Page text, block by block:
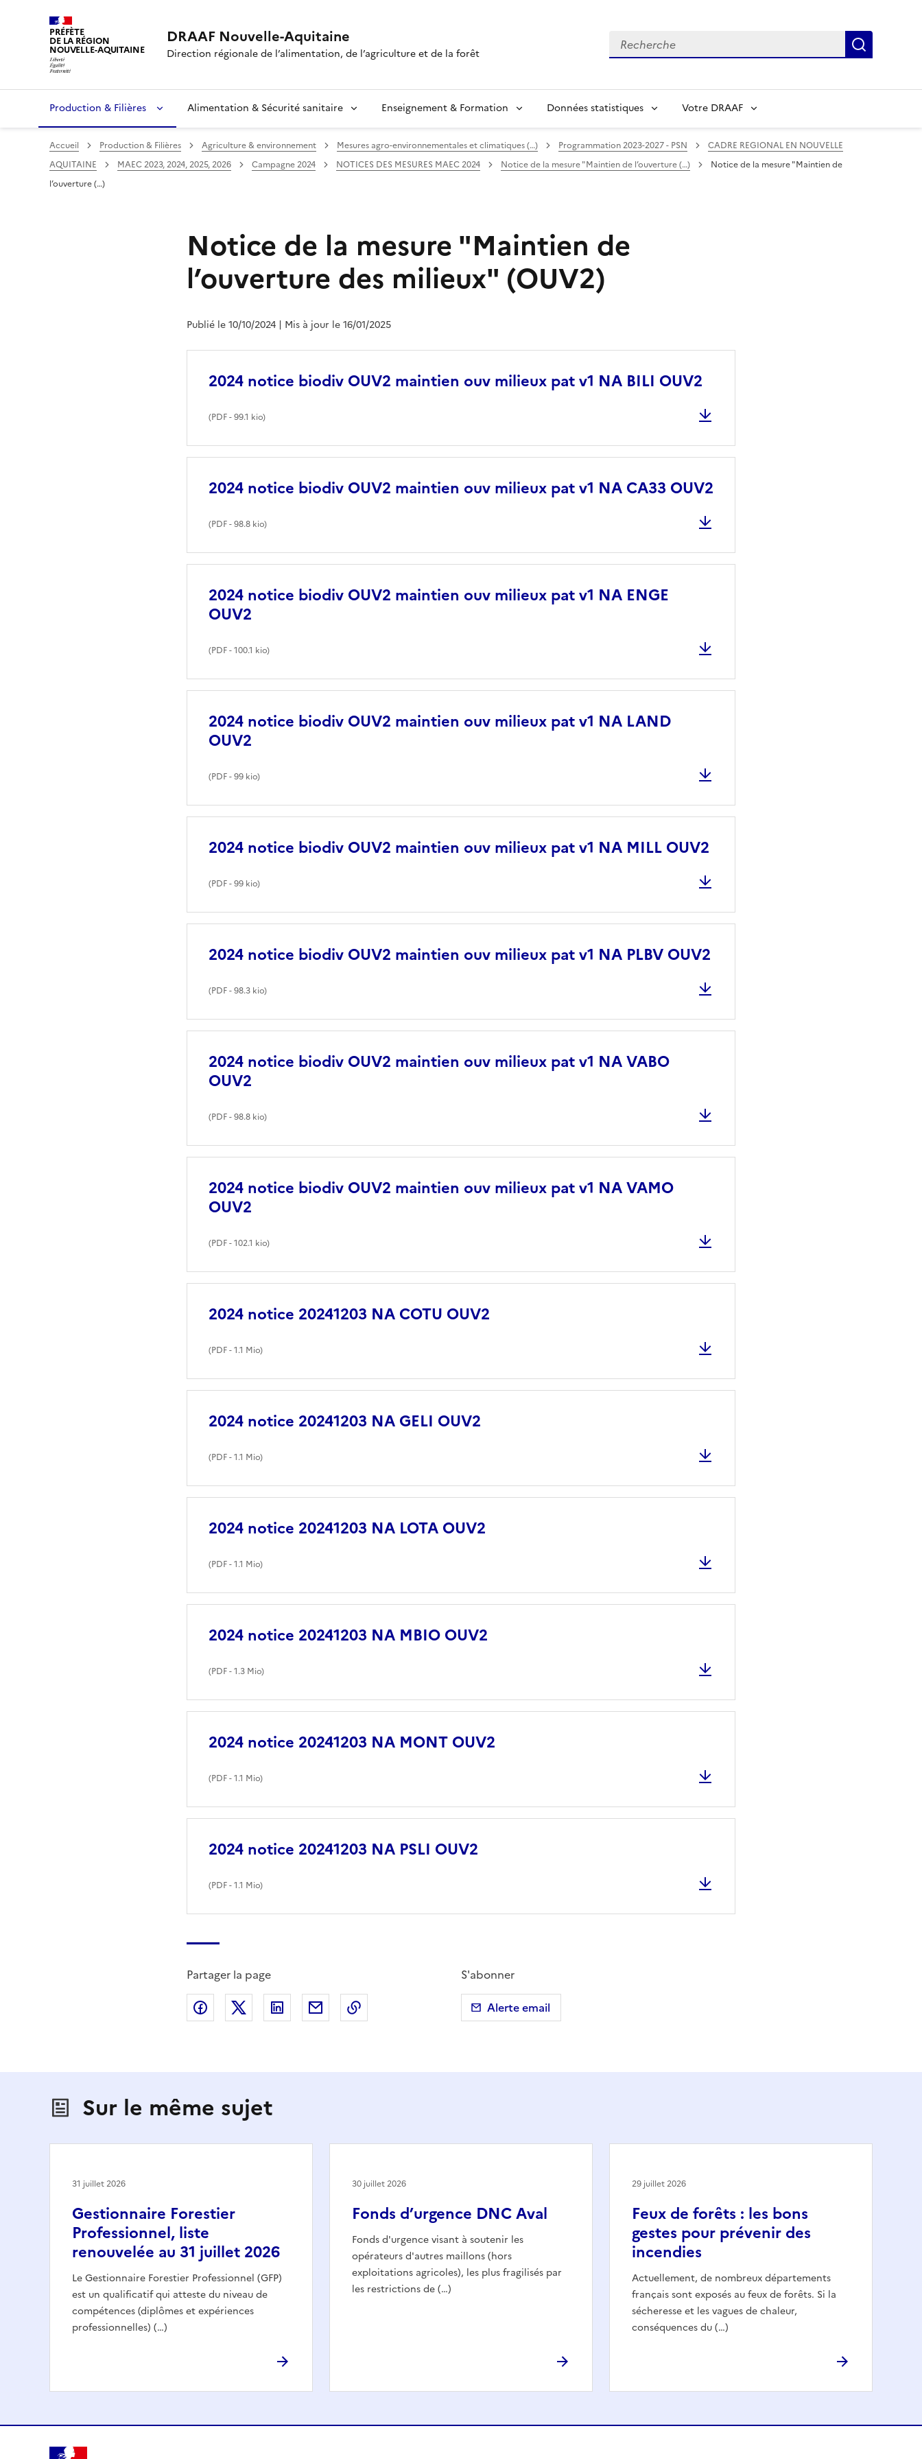
PRÉFÈTE
DE LA RÉGION
NOUVELLE-AQUITAINE
DRAAF Nouvelle-Aquitaine
Direction régionale de l’alimentation, de l’agriculture et de la forêt
Recherche
Production & Filières Alimentation & Sécurité sanitaire Enseignement & Formation Données statistiques Votre DRAAF
Accueil Production & Filières Agriculture & environnement Mesures agro-environnementales et climatiques (…) Programmation 2023-2027 - PSN
CADRE REGIONAL EN NOUVELLE
AQUITAINE
MAEC 2023, 2024, 2025, 2026 Campagne 2024 NOTICES DES MESURES MAEC 2024 Notice de la mesure "Maintien de l’ouverture (…)
Notice de la mesure "Maintien de
l’ouverture (…)
Notice de la mesure "Maintien de
l’ouverture des milieux" (OUV2)
Publié le 10/10/2024 | Mis à jour le 16/01/2025
2024 notice biodiv OUV2 maintien ouv milieux pat v1 NA BILI OUV2
(PDF- 99.1 kio)
2024 notice biodiv OUV2 maintien ouv milieux pat v1 NA CA33 OUV2
(PDF- 98.8 kio)
2024 notice biodiv OUV2 maintien ouv milieux pat v1 NA ENGE
OUV2
(PDF- 100.1 kio)
2024 notice biodiv OUV2 maintien ouv milieux pat v1 NA LAND
OUV2
(PDF- 99 kio)
2024 notice biodiv OUV2 maintien ouv milieux pat v1 NA MILL OUV2
(PDF- 99 kio)
2024 notice biodiv OUV2 maintien ouv milieux pat v1 NA PLBV OUV2
(PDF- 98.3 kio)
2024 notice biodiv OUV2 maintien ouv milieux pat v1 NA VABO
OUV2
(PDF- 98.8 kio)
2024 notice biodiv OUV2 maintien ouv milieux pat v1 NA VAMO
OUV2
(PDF- 102.1 kio)
2024 notice 20241203 NA COTU OUV2
(PDF- 1.1 Mio)
2024 notice 20241203 NA GELI OUV2
(PDF- 1.1 Mio)
2024 notice 20241203 NA LOTA OUV2
(PDF- 1.1 Mio)
2024 notice 20241203 NA MBIO OUV2
(PDF- 1.3 Mio)
2024 notice 20241203 NA MONT OUV2
(PDF- 1.1 Mio)
2024 notice 20241203 NA PSLI OUV2
(PDF- 1.1 Mio)
Partager la page
Partager sur Facebook
Partager sur X (anciennement Twitter)
Partager sur LinkedIn
Partager par emailCopier dans le presse-papier
S'abonner
Alerte email
Sur le même sujet
Gestionnaire Forestier
Professionnel, liste
renouvelée au 31 juillet 2026
Le Gestionnaire Forestier Professionnel (GFP)
est un qualificatif qui atteste du niveau de
compétences (diplômes et expériences
professionnelles) (…)
31 juillet 2026
Fonds d’urgence DNC Aval
Fonds d'urgence visant à soutenir les
opérateurs d'autres maillons (hors
exploitations agricoles), les plus fragilisés par
les restrictions de (…)
30 juillet 2026
Feux de forêts : les bons
gestes pour prévenir des
incendies
Actuellement, de nombreux départements
français sont exposés au feux de forêts. Si la
sécheresse et les vagues de chaleur,
conséquences du (…)
29 juillet 2026